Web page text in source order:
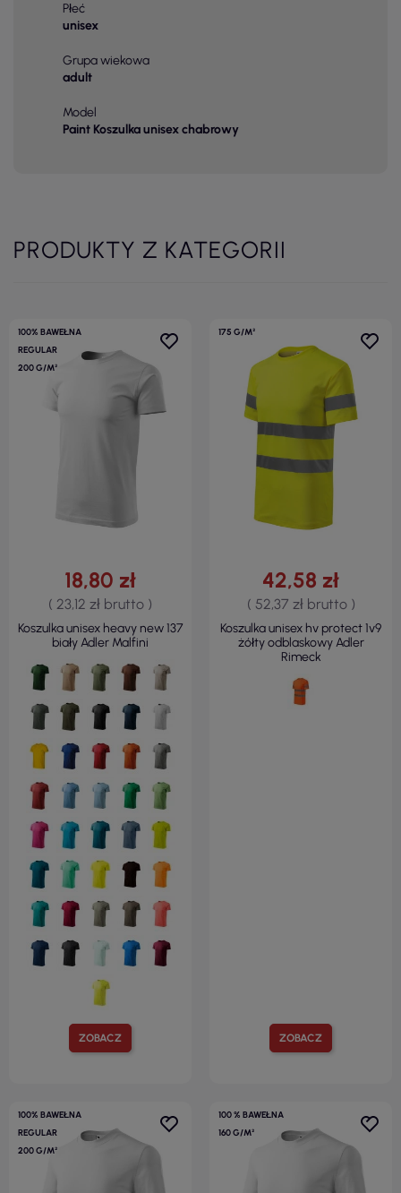
Płeć
unisex
Grupa wiekowa
adult
Model
Paint Koszulka unisex chabrowy
PRODUKTY Z KATEGORII
100% BAWEŁNA
REGULAR
200 G/M²
ZOBACZ
18,80 zł
( 23,12 zł brutto )
Koszulka unisex heavy new 137
biały Adler Malfini
175 G/M²
ZOBACZ
42,58 zł
( 52,37 zł brutto )
Koszulka unisex hv protect 1v9
żółty odblaskowy Adler
Rimeck
100% BAWEŁNA
REGULAR
200 G/M²
100 % BAWEŁNA
160 G/M²